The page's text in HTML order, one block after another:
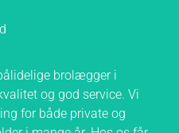
brolægger i
og god service. Vi
for både private og